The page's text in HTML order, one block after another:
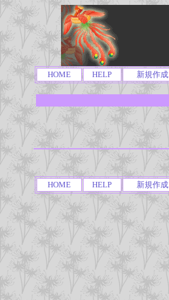
HOME HELP 新規作成
HOME HELP 新規作成